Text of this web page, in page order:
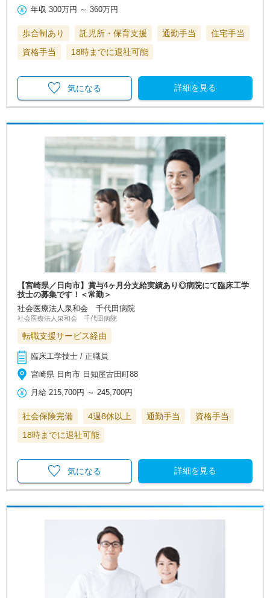
年収 300万円 ～360万円
歩合制あり 託児所・保育支援 通勤手当
住宅手当
資格手当
18時までに退社可能
詳細を見る
気になる
【宮崎県／日向市】賞与4ヶ月分支給実績あり◎病院にて臨床工学
技士の募集です！＜常勤＞
社会医療法人泉和会 千代田病院
社会医療法人泉和会 千代田病院
転職支援サービス経由
臨床工学技士 / 正職員
宮崎県 日向市 日知屋古田町88
月給 215,700円 ～245,700円
社会保険完備 4週8休以上 通勤手当
資格手当
18時までに退社可能
詳細を見る
気になる